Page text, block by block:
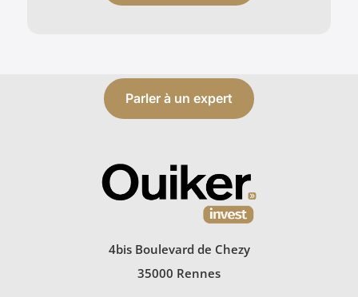
Parler à un expert
4bis Boulevard de Chezy
35000 Rennes